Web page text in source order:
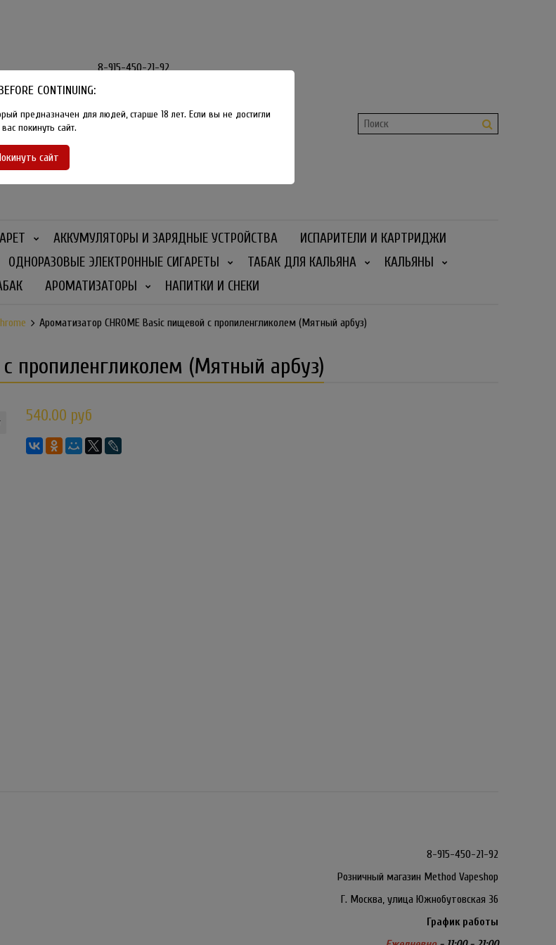
8-915-450-21-92
Г. Москва, улица Южнобутовская 36
АККУМУЛЯТОРЫ И ЗАРЯДНЫЕ УСТРОЙСТВА
ИСПАРИТЕЛИ И КАРТРИДЖИ
ОДНОРАЗОВЫЕ ЭЛЕКТРОННЫЕ СИГАРЕТЫ ТАБАК ДЛЯ КАЛЬЯНА
КАЛЬЯНЫ
АРОМАТИЗАТОРЫ НАПИТКИ И СНЕКИ
Ароматизатор CHROME Basic пищевой с пропиленгликолем (Мятный арбуз)
пропиленгликолем (Мятный арбуз)
540.00 руб
8-915-450-21-92
Розничный магазин Method Vapeshop
Г. Москва, улица Южнобутовская 36
График работы
CONTINUING:
предназначен для людей, старше 18 лет. Если вы не достигли
покинуть сайт.
сайт